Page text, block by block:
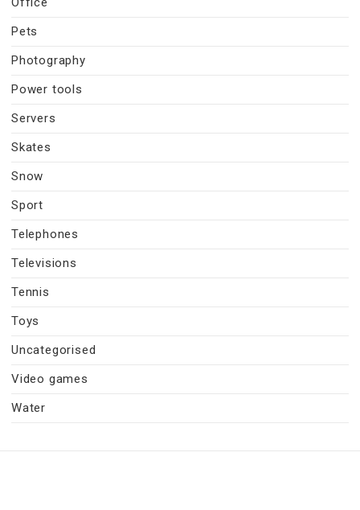
Pets
Photography
Power tools
Servers
Skates
Snow
Sport
Telephones
Televisions
Tennis
Toys
Uncategorised
Video games
Water